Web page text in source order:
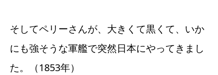
そしてペリーさんが、大きくて黒くて、いか
にも強そうな軍艦で突然日本にやってきまし
た。（1853年）